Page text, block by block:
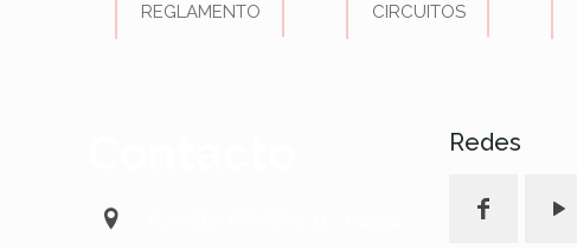
REGLAMENTO CIRCUITOS
Redes